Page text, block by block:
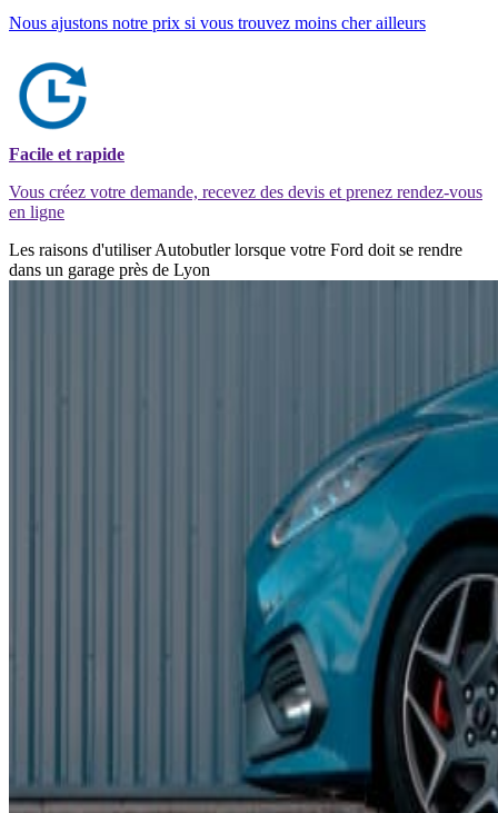
Nous ajustons notre prix si vous trouvez moins cher ailleurs
Facile et rapide
Vous créez votre demande, recevez des devis et prenez rendez-vous
en ligne
Les raisons d'utiliser Autobutler lorsque votre Ford doit se rendre
dans un garage près de Lyon